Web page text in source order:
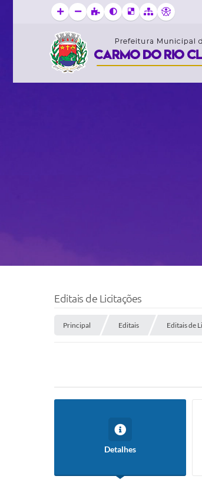
Editais de Licitações
Principal Editais Editais de
Detalhes